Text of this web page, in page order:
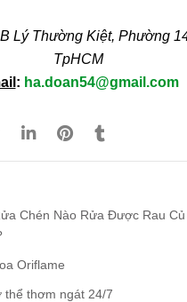
Lý Thường Kiệt, Phường
TpHCM
: ha.doan54@gmail.com
Chén Nào Rửa Được Rau Củ
Oriflame
thể thơm ngát 24/7